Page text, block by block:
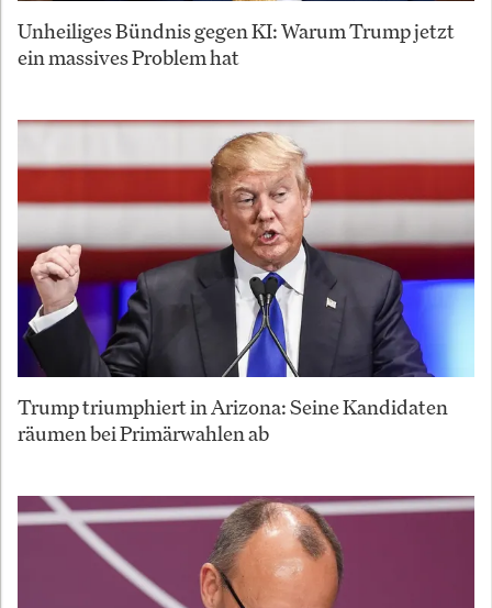
Unheiliges Bündnis gegen KI: Warum Trump jetzt
ein massives Problem hat
Trump triumphiert in Arizona: Seine Kandidaten
räumen bei Primärwahlen ab